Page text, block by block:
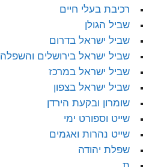
רכיבת בעלי חיים
שביל הגולן
שביל ישראל בדרום
שביל ישראל בירושלים והשפלה
שביל ישראל במרכז
שביל ישראל בצפון
שומרון ובקעת הירדן
שייט וספורט ימי
שייט נהרות ואגמים
שפלת יהודה